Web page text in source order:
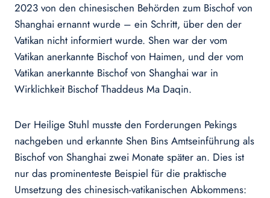
2023 von den chinesischen Behörden zum Bischof von
Shanghai ernannt wurde – ein Schritt, über den der
Vatikan nicht informiert wurde. Shen war der vom
Vatikan anerkannte Bischof von Haimen, und der vom
Vatikan anerkannte Bischof von Shanghai war in
Wirklichkeit Bischof Thaddeus Ma Daqin.
Der Heilige Stuhl musste den Forderungen Pekings
nachgeben und erkannte Shen Bins Amtseinführung als
Bischof von Shanghai zwei Monate später an. Dies ist
nur das prominenteste Beispiel für die praktische
Umsetzung des chinesisch-vatikanischen Abkommens: